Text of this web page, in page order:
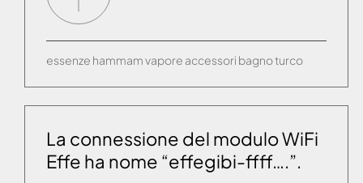
essenze hammamvapore accessori bagno turco
La connessione del modulo WiFi
Effe ha nome “effegibi-ffff….”.